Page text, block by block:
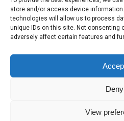
store and/or access device
technologies will allow us to process
unique IDs on this site. Not consenting
adversely affect certain features and
Deny
View